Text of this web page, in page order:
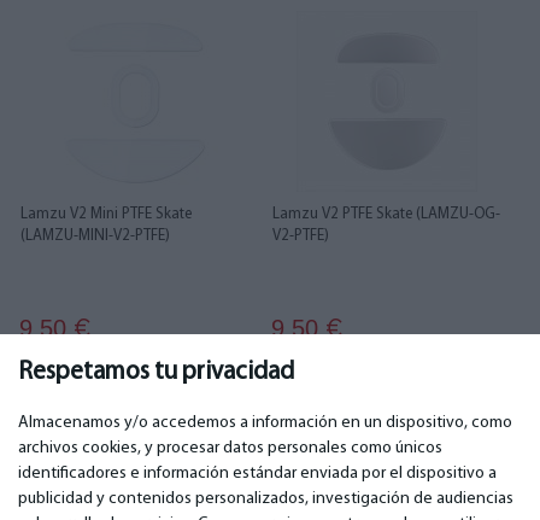
Respetamos tu privacidad
Almacenamos y/o accedemos a información en un dispositivo, como
archivos cookies, y procesar datos personales como únicos
identificadores e información estándar enviada por el dispositivo a
publicidad y contenidos personalizados, investigación de audiencias
Lamzu V2 Mini PTFE Skate
(LAMZU-MINI-V2-PTFE)
9.50€
Lamzu V2 PTFE Skate (LAMZU-OG-
V2-PTFE)
9.50€
IMPORTANTE CONTACTOS